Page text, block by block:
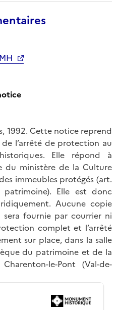
1992. Cette notice reprend
l’arrêté de protection au
Elle répond à
du ministère de la Culture
immeubles protégés (art.
Elle est donc
Aucune copie
fournie par courrier ni
complet et l’arrêté
sur place, dans la salle
du patrimoine et de la
le-Pont (Val-de-